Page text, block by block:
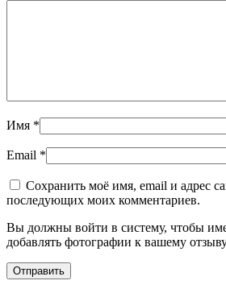
Имя *
Email *
Сохранить моё имя, email и адрес
последующих моих комментариев.
Вы должны войти в систему, чтобы
добавлять фотографии к вашему